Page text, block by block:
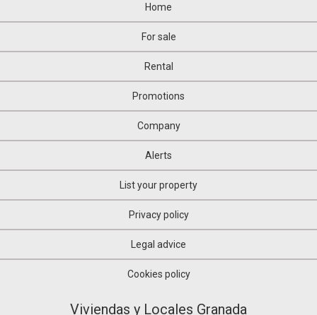
Home
For sale
Rental
Promotions
Company
Alerts
List your property
Privacy policy
Legal advice
Cookies policy
Viviendas y Locales Granada